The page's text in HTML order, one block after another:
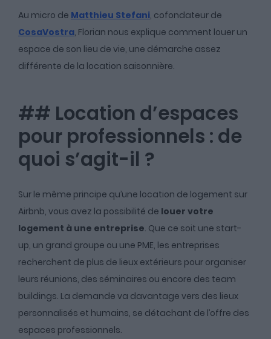
Au micro de Matthieu Stefani, cofondateur de
CosaVostra, Florian nous explique comment louer un
espace de son lieu de vie, une démarche assez
différente de la location saisonnière.
## Location d’espaces
pour professionnels : de
quoi s’agit-il ?
Sur le même principe qu’une location de logement sur
Airbnb, vous avez la possibilité de louer votre
logement à une entreprise. Que ce soit une start-
up, un grand groupe ou une PME, les entreprises
recherchent de plus de lieux extérieurs pour organiser
leurs réunions, des séminaires ou encore des team
buildings. La demande va davantage vers des lieux
personnalisés et humains, se détachant de l’offre des
espaces professionnels.